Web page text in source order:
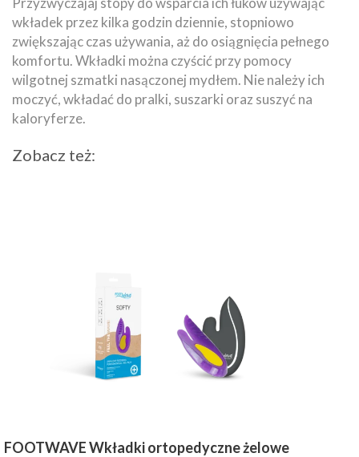
wkładek przez kilka godzin dziennie, stopniowo
zwiększając czas używania, aż do osiągnięcia pełnego
komfortu. Wkładki można czyścić przy pomocy
wilgotnej szmatki nasączonej mydłem. Nie należy ich
moczyć, wkładać do pralki, suszarki oraz suszyć na
kaloryferze.
Zobacz też:
FOOTWAVE Wkładki ortopedyczne żelowe